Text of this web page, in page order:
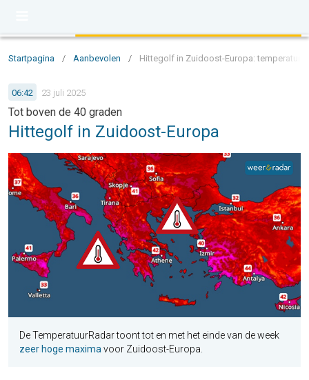
Startpagina / Aanbevolen / Hittegolf in Zuidoost-Europa:
06:42 23 juli 2025
Tot boven de 40 graden
Hittegolf in Zuidoost-Europa
De TemperatuurRadar toont tot en met het einde van de week
zeer hoge maxima voor Zuidoost-Europa.